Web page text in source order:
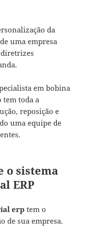
da
uma empresa
em bobina
toda a
reposição e
uma equipe de
o sistema
ERP
erp tem o
de sua empresa.